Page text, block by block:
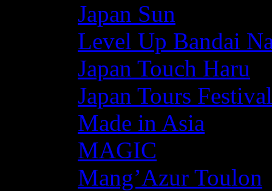
Japan Sun
Level Up Bandai
Japan Touch Haru
Japan Tours Festival
Made in Asia
MAGIC
Mang’Azur Toulon